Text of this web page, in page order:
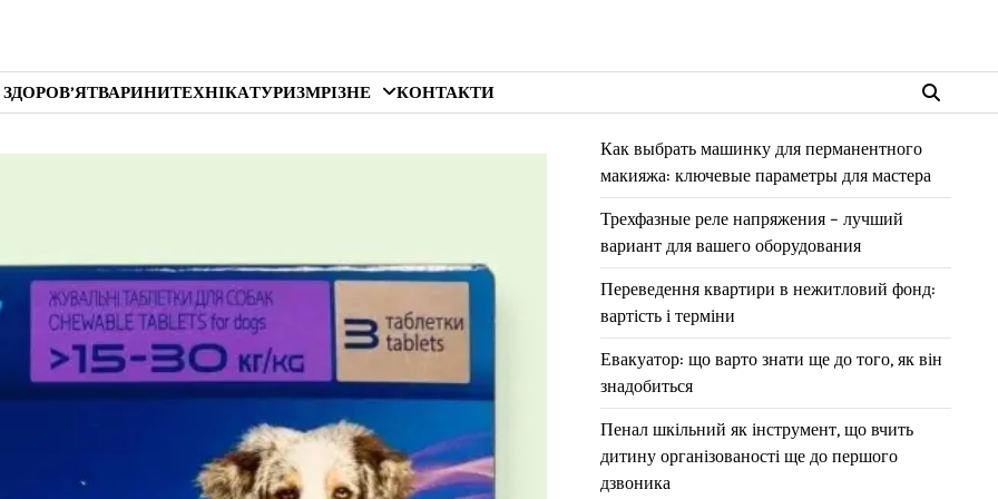
ТВАРИНИТЕХНІКАТУРИЗМРІЗНЕ КОНТАКТИ
Как выбрать машинку для перманентного
макияжа: ключевые параметры для мастера
Трехфазные реле напряжения – лучший
вариант для вашего оборудования
Переведення квартири в нежитловий фонд:
вартість і терміни
Евакуатор: що варто знати ще до того, як він
знадобиться
Пенал шкільний як інструмент, що вчить
дитину організованості ще до першого
дзвоника